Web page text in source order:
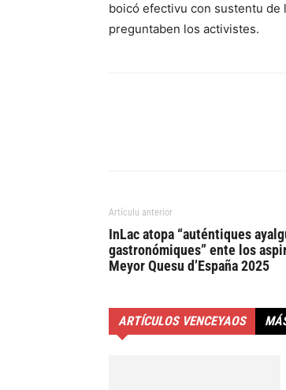
boicó efectivu con sustentu de
preguntaben los activistes.
Artículu anterior
InLac atopa “auténtiques
gastronómiques” ente los
Meyor Quesu d’España 2025
ARTÍCULOS VENCEYAOS